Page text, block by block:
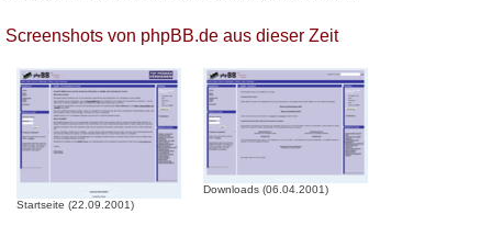
Screenshots von phpBB.de aus dieser Zeit
Startseite (22.09.2001)
Downloads (06.04.2001)